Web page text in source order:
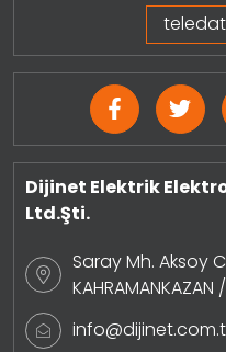
Dijinet Elektrik
Ltd.Şti.
Saray Mh. Aksoy
KAHRAMANKAZAN /